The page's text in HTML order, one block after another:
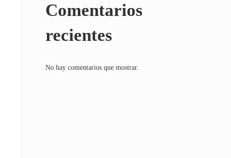
Comentarios
recientes
No hay comentarios que mostrar.